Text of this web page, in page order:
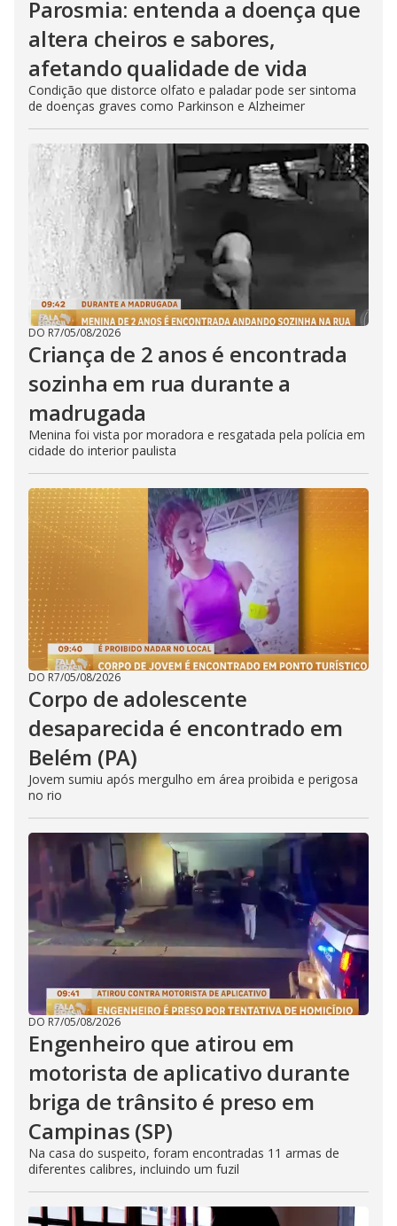
Parosmia: entenda a doença que
altera cheiros e sabores,
afetando qualidade de vida
Condição que distorce olfato e paladar pode ser sintoma
de doenças graves como Parkinson e Alzheimer
DO R7/05/08/2026
Criança de 2 anos é encontrada
sozinha em rua durante a
madrugada
Menina foi vista por moradora e resgatada pela polícia em
cidade do interior paulista
DO R7/05/08/2026
Corpo de adolescente
desaparecida é encontrado em
Belém (PA)
Jovem sumiu após mergulho em área proibida e perigosa
no rio
DO R7/05/08/2026
Engenheiro que atirou em
motorista de aplicativo durante
briga de trânsito é preso em
Campinas (SP)
Na casa do suspeito, foram encontradas 11 armas de
diferentes calibres, incluindo um fuzil